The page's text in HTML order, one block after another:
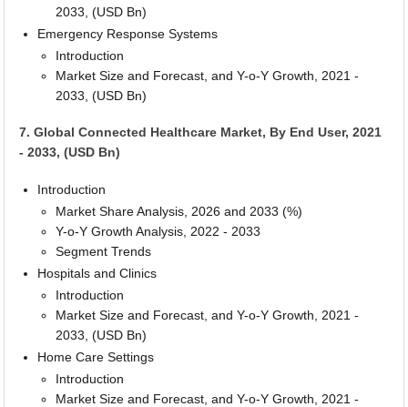
2033, (USD Bn)
Emergency Response Systems
Introduction
Market Size and Forecast, and Y-o-Y Growth, 2021 -
2033, (USD Bn)
7. Global Connected Healthcare Market, By End User, 2021
- 2033, (USD Bn)
Introduction
Market Share Analysis, 2026 and 2033 (%)
Y-o-Y Growth Analysis, 2022 - 2033
Segment Trends
Hospitals and Clinics
Introduction
Market Size and Forecast, and Y-o-Y Growth, 2021 -
2033, (USD Bn)
Home Care Settings
Introduction
Market Size and Forecast, and Y-o-Y Growth, 2021 -